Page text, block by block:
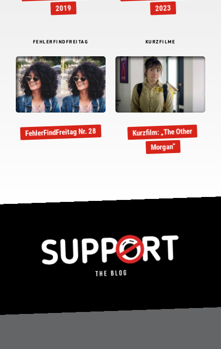
2019 2023
FEHLERFINDFREITAG
FehlerFindFreitag Nr. 28
KURZFILME
Kurzfilm: „The Other
Morgan“